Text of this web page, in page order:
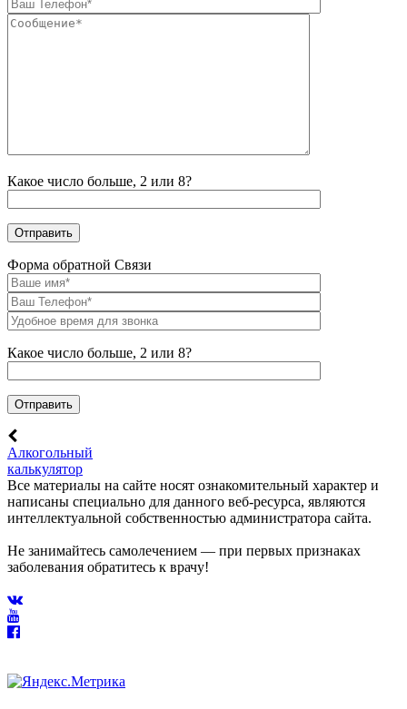
Какое число больше, 2 или 8?
Форма обратной Связи
Какое число больше, 2 или 8?
Алкогольный
калькулятор
Все материалы на сайте носят ознакомительный характер и
написаны специально для данного веб-ресурса, являются
интеллектуальной собственностью администратора сайта.
Не занимайтесь самолечением — при первых признаках
заболевания обратитесь к врачу!